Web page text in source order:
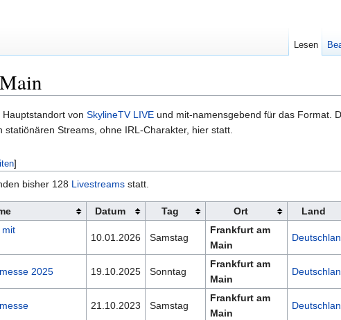
von SkylineTV LIVE und mit-namensgebend für das Format.
statiönären Streams, ohne IRL-Charakter, hier statt.
]
bisher 128 Livestreams statt.
Datum Tag Ort Land
10.01.2026 Samstag
Frankfurt am
Main
2025 19.10.2025 Sonntag
Frankfurt am
Main
21.10.2023 Samstag
Frankfurt am
Main
Lesen